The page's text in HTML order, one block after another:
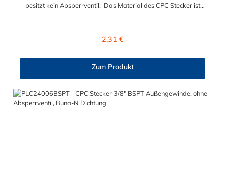
besitzt kein Absperrventil. Das Material des CPC Stecker ist
und LC- kombinieren. Die CPC-Serie bietet eine große Auswahl
anspruchsvollsten Anwendungen für Industrie, Biopharmazie,
hochzuverlässiges Steckverbindersystem, das eine
mechanische Verbindungen bietet. Es wird in einer Vielzahl von
Regulärer Preis:
2,31 €
Zum Produkt